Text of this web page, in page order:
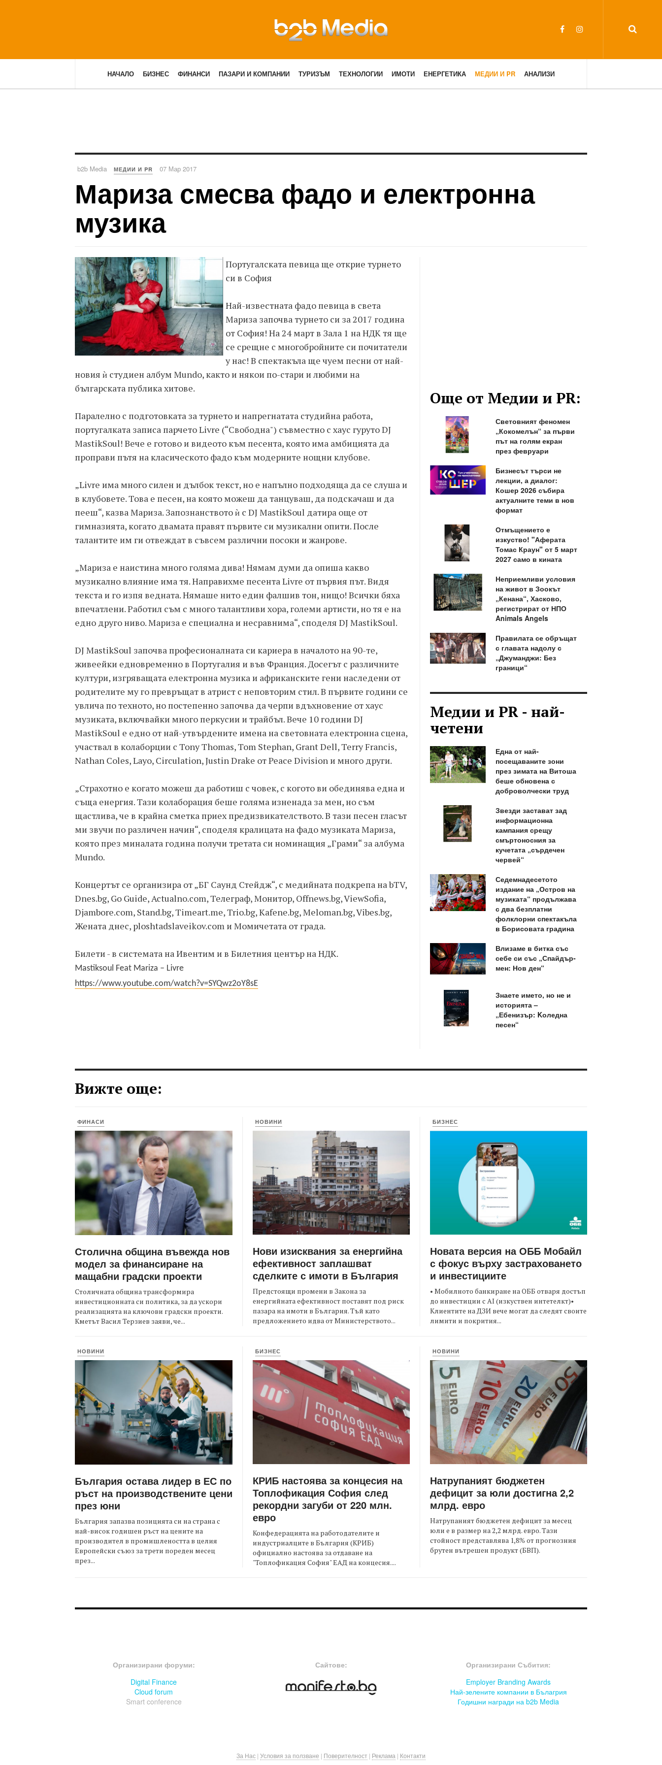
НАЧАЛО БИЗНЕС ФИНАНСИ ПАЗАРИ И КОМПАНИИ ТУРИЗЪМ ТЕХНОЛОГИИ ИМОТИ ЕНЕРГЕТИКА МЕДИИ И PR АНАЛИЗИ
b2b Media МЕДИИ И PR 07 Мар 2017
Мариза смесва фадо и електронна
музика
Португалската певица ще открие турнето
си в София
Най-известната фадо певица в света
Мариза започва турнето си за 2017 година
от София! На 24 март в Зала 1 на НДК тя ще
се срещне с многобройните си почитатели
у нас! В спектакъла ще чуем песни от най-
новия ѝ студиен албум Mundo, както и някои по-стари и любими на
българската публика хитове.
Паралелно с подготовката за турнето и напрегнатата студийна работа,
португалката записа парчето Livre (“Свободна") съвместно с хаус гуруто DJ
MastikSoul! Вече е готово и видеото към песента, която има амбицията да
проправи пътя на класическото фадо към модерните нощни клубове.
„Livre има много силен и дълбок текст, но е напълно подходяща да се слуша и
в клубовете. Това е песен, на която можеш да танцуваш, да подскачаш и да
пееш“, казва Мариза. Запознанството ѝ с DJ MastikSoul датира още от
гимназията, когато двамата правят първите си музикални опити. После
талантите им ги отвеждат в съвсем различни посоки и жанрове.
„Мариза е наистина много голяма дива! Нямам думи да опиша какво
музикално влияние има тя. Направихме песента Livre от първия път. Видя
текста и го изпя ведната. Нямаше нито един фалшив тон, нищо! Всички бяха
впечатлени. Работил съм с много талантливи хора, големи артисти, но тя е на
едно друго ниво. Мариза е специална и несравнима“, споделя DJ MastikSoul.
DJ MastikSoul започва професионалната си кариера в началото на 90-те,
живеейки едновременно в Португалия и във Франция. Досегът с различните
култури, изгряващата електронна музика и африканските гени наследени от
родителите му го превръщат в атрист с неповторим стил. В първите години се
увлича по техното, но постепенно започва да черпи вдъхновение от хаус
музиката, включвайки много перкусии и трайбъл. Вече 10 години DJ
MastikSoul е едно от най-утвърдените имена на световната електронна сцена,
участвал в колаборции с Tony Thomas, Tom Stephan, Grant Dell, Terry Francis,
Nathan Coles, Layo, Circulation, Justin Drake от Peace Division и много други.
„Страхотно е когато можеш да работиш с човек, с когото ви обединява една и
съща енергия. Тази колаборация беше голяма изненада за мен, но съм
щастлива, че в крайна сметка приех предизвикателството. В тази песен гласът
ми звучи по различен начин“, споделя кралицата на фадо музиката Мариза,
която през миналата година получи третата си номинащия „Грами“ за албума
Mundo.
Концертът се организира от „БГ Саунд Стейдж“, с медийната подкрепа на bTV,
Dnes.bg, Go Guide, Actualno.com, Телеграф, Монитор, Offnews.bg, ViewSofia,
Djambore.com, Stand.bg, Timeart.me, Trio.bg, Kafene.bg, Meloman.bg, Vibes.bg,
Жената днес, ploshtadslaveikov.com и Момичетата от града.
Билети - в системата на Ивентим и в Билетния център на НДК.
Mastiksoul Feat Mariza – Livre
https://www.youtube.com/watch?v=SYQwz2oY8sE
Още от Медии и PR:
Световният феномен
„Кокомелън“ за първи
път на голям екран
през февруари
Бизнесът търси не
лекции, а диалог:
Кошер 2026 събира
актуалните теми в нов
формат
Отмъщението е
изкуство! "Аферата
Томас Краун" от 5 март
2027 само в кината
Неприемливи условия
на живот в Зоокът
„Кенана“, Хасково,
регистрират от НПО
Animals Angels
Правилата се обръщат
с главата надолу с
„Джуманджи: Без
граници“
Медии и PR - най-
четени
Една от най-
посещаваните зони
през зимата на Витоша
беше обновена с
доброволчески труд
Звезди застават зад
информационна
кампания срещу
смъртоносния за
кучетата „сърдечен
червей“
Седемнадесетото
издание на „Остров на
музиката“ продължава
с два безплатни
фолклорни спектакъла
в Борисовата градина
Влизаме в битка със
себе си със „Спайдър-
мен: Нов ден“
Знаете името, но не и
историята –
„Ебенизър: Kоледна
песен“
Вижте още:
ФИНАСИ
Столична община въвежда нов
модел за финансиране на
мащабни градски проекти
Столичната община трансформира
инвестиционната си политика, за да ускори
реализацията на ключови градски проекти.
Кметът Васил Терзиев заяви, че...
НОВИНИ
Нови изисквания за енергийна
ефективност заплашват
сделките с имоти в България
Предстоящи промени в Закона за
енергийната ефективност поставят под риск
пазара на имоти в България. Тъй като
предложението идва от Министерството...
БИЗНЕС
Новата версия на ОББ Мобайл
с фокус върху застраховането
и инвестициите
• Мобилното банкиране на ОББ отваря достъп
до инвестиции с AI (изкуствен интетелкт)•
Клиентите на ДЗИ вече могат да следят своите
лимити и покрития...
НОВИНИ
България остава лидер в ЕС по
ръст на производствените цени
през юни
България запазва позицията си на страна с
най-висок годишен ръст на цените на
производител в промишлеността в целия
Европейски съюз за трети пореден месец
през...
БИЗНЕС
КРИБ настоява за концесия на
Топлофикация София след
рекордни загуби от 220 млн.
евро
Конфедерацията на работодателите и
индустриалците в България (КРИБ)
официално настоява за отдаване на
"Топлофикация София" ЕАД на концесия....
НОВИНИ
Натрупаният бюджетен
дефицит за юли достигна 2,2
млрд. евро
Натрупаният бюджетен дефицит за месец
юли е в размер на 2,2 млрд. евро. Тази
стойност представлява 1,8% от прогнозния
брутен вътрешен продукт (БВП).
Организирани форуми:
Digital Finance
Cloud forum
Smart conference
Сайтове:
Организирани Събития:
Employer Branding Awards
Най-зелените компании в Бълагрия
Годишни награди на b2b Media
За Нас | Условия за ползване | Поверителност | Реклама | Контакти